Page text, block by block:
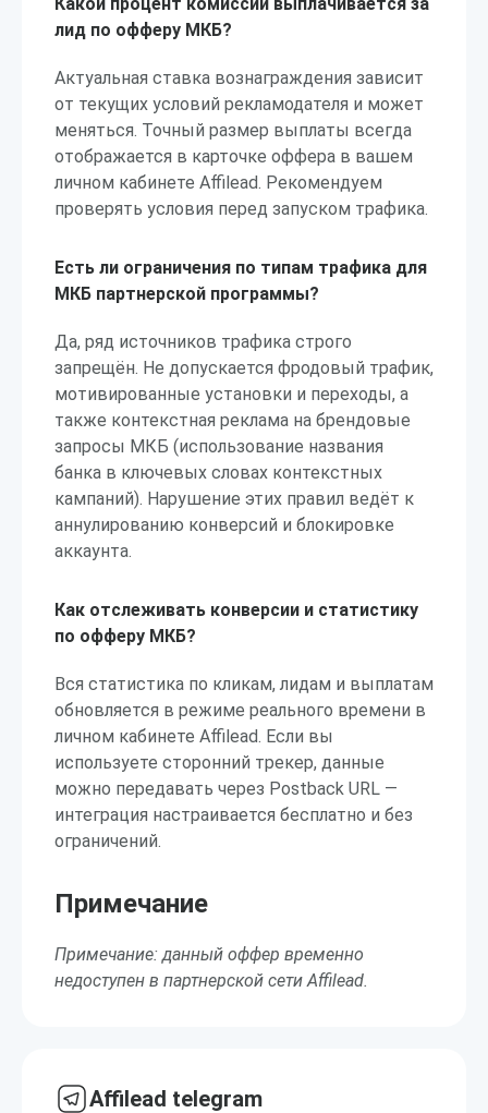
лид по офферу МКБ?
Актуальная ставка вознаграждения зависит
от текущих условий рекламодателя и может
меняться. Точный размер выплаты всегда
отображается в карточке оффера в вашем
личном кабинете Affilead. Рекомендуем
проверять условия перед запуском трафика.
Есть ли ограничения по типам трафика для
МКБ партнерской программы?
Да, ряд источников трафика строго
запрещён. Не допускается фродовый трафик,
мотивированные установки и переходы, а
также контекстная реклама на брендовые
запросы МКБ (использование названия
банка в ключевых словах контекстных
кампаний). Нарушение этих правил ведёт к
аннулированию конверсий и блокировке
аккаунта.
Как отслеживать конверсии и статистику
по офферу МКБ?
Вся статистика по кликам, лидам и выплатам
обновляется в режиме реального времени в
личном кабинете Affilead. Если вы
используете сторонний трекер, данные
можно передавать через Postback URL —
интеграция настраивается бесплатно и без
ограничений.
Примечание
Примечание: данный оффер временно
недоступен в партнерской сети Affilead.
Affilead telegram